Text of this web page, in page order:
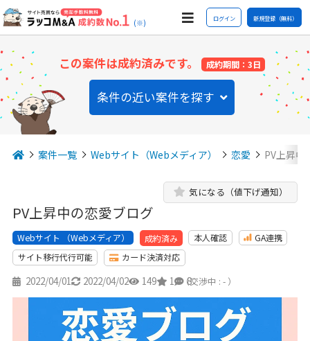
(※) ログイン 新規登録（無料）
この案件は成約済みです。 成約期間：3日
条件の近い案件を探す
案件一覧 Webサイト（Webメディア） 恋愛 PV上昇中
PV上昇中の恋愛ブログ
気になる（値下げ通知）
Webサイト （Webメディア） 成約済み 本人確認
GA連携
サイト移行代行可能
カード決済対応
2022/04/01 2022/04/02 149 1 8
（交渉中 : - ）